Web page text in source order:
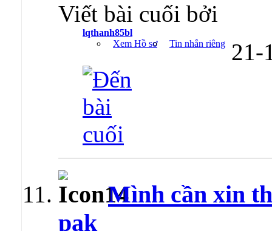
Viết bài cuối bởi
lqthanh85bl
Xem Hồ sơ
Tin nhắn riêng 21-
Mình cần xin
pak